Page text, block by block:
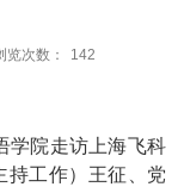
览次数： 142
学院走访上海飞科
持工作）王征、党